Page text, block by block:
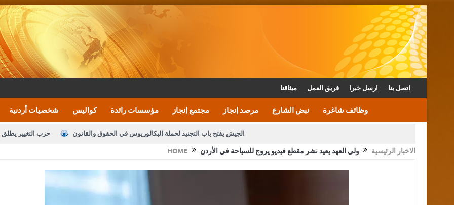
ميثاقنا فريق العمل ارسل خبرا اتصل بنا
شخصيات أردنية كواليس مؤسسات رائدة مجتمع إنجاز مرصد إنجاز نبض الشارع وظائف شاغرة
حزب التغيير الجيش يفتح باب التجنيد لحملة البكالوريوس في الحقوق والقانون
الأمن يتلف 16 مليون حبة كبتاجون و1480 كغم مواد مخدرة
القاضي يلتقي رؤساء تحرير الصحف اليومية ويؤكد حرص مجلس النواب على شراكة فاعلة مع الإعلام
دعوة المكلفين بخدمة العلم
HOME الاخبار الرئيسية ولي العهد يعيد نشر مقطع فيديو يروج للسياحة في الأردن